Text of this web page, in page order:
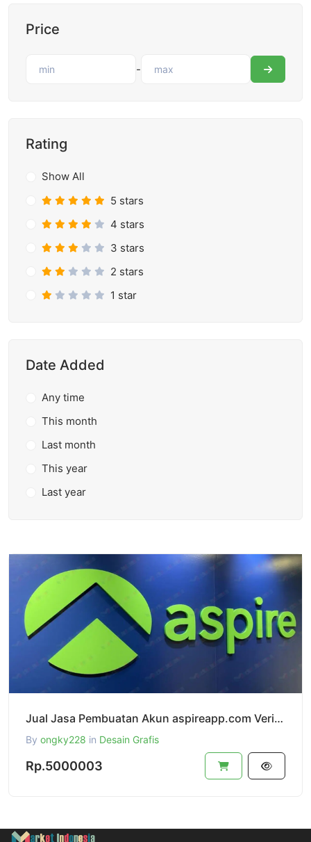
Price
-
Rating
Show All
5 stars
4 stars
3 stars
2 stars
1 star
Date Added
Any time
This month
Last month
This year
Last year
Jual Jasa Pembuatan Akun aspireapp.com Verified Dan Siap Pakai,Terverifikasi Legaliti Company
By ongky228 in Desain Grafis
Rp.5000003